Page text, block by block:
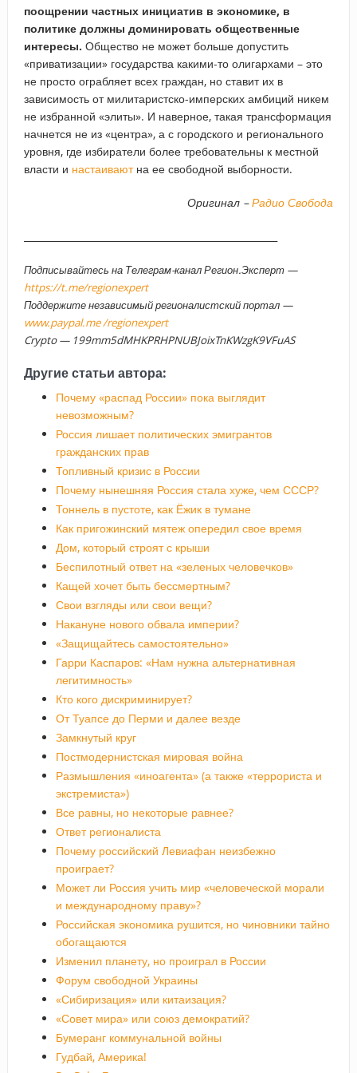
поощрении частных инициатив в экономике, в
политике должны доминировать общественные
интересы. Общество не может больше допустить
«приватизации» государства какими-то олигархами – это
не просто ограбляет всех граждан, но ставит их в
зависимость от милитаристско-имперских амбиций никем
не избранной «элиты». И наверное, такая трансформация
начнется не из «центра», а с городского и регионального
уровня, где избиратели более требовательны к местной
власти и настаиваютна ее свободной выборности.
Оригинал –Радио Свобода
Подписывайтесь на Телеграм-канал Регион.Эксперт —
https://t.me/regionexpert
Поддержите независимый регионалистский портал —
www.paypal.me /regionexpert
Crypto — 199mm5dMHKPRHPNUBJoixTnKWzgK9VFuAS
Другие статьи автора:
Почему «распад России» пока выглядит
невозможным?
Россия лишает политических эмигрантов
гражданских прав
Топливный кризис в России
Почему нынешняя Россия стала хуже, чем СССР?
Тоннель в пустоте, как Ёжик в тумане
Как пригожинский мятеж опередил свое время
Дом, который строят с крыши
Беспилотный ответ на «зеленых человечков»
Кащей хочет быть бессмертным?
Свои взгляды или свои вещи?
Накануне нового обвала империи?
«Защищайтесь самостоятельно»
Гарри Каспаров: «Нам нужна альтернативная
легитимность»
Кто кого дискриминирует?
От Туапсе до Перми и далее везде
Замкнутый круг
Постмодернистская мировая война
Размышления «иноагента» (а также «террориста и
экстремиста»)
Все равны, но некоторые равнее?
Ответ регионалиста
Почему российский Левиафан неизбежно
проиграет?
Может ли Россия учить мир «человеческой морали
и международному праву»?
Российская экономика рушится, но чиновники тайно
обогащаются
Изменил планету, но проиграл в России
Форум свободной Украины
«Сибиризация» или китаизация?
«Совет мира» или союз демократий?
Бумеранг коммунальной войны
Гудбай, Америка!